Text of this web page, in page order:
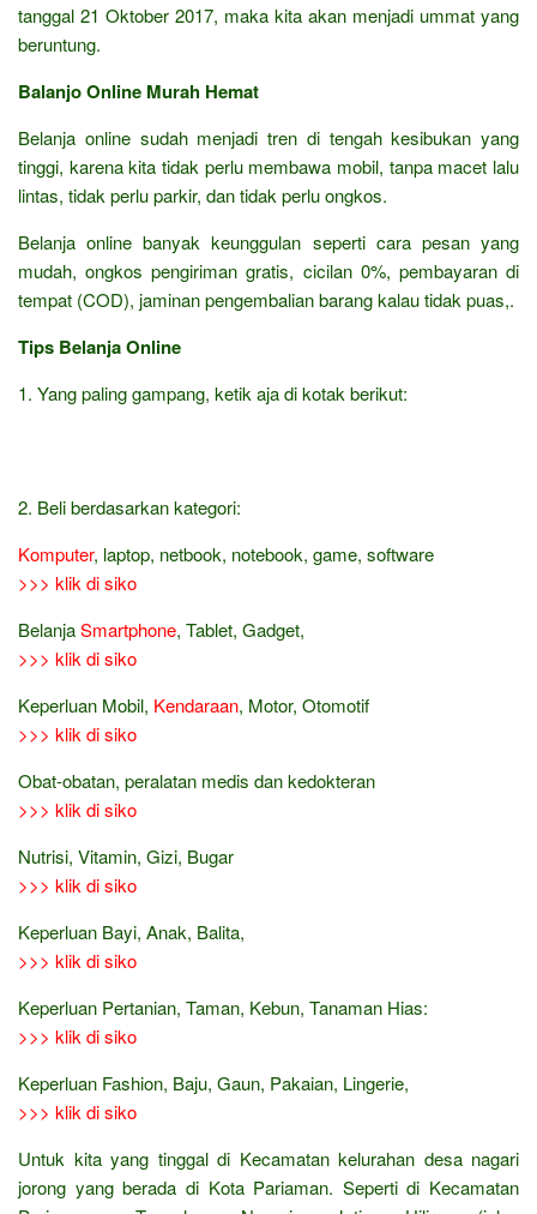
tanggal 21 Oktober 2017, maka kita akan menjadi ummat yang
beruntung.
Balanjo Online Murah Hemat
Belanja online sudah menjadi tren di tengah kesibukan yang
tinggi, karena kita tidak perlu membawa mobil, tanpa macet lalu
lintas, tidak perlu parkir, dan tidak perlu ongkos.
Belanja online banyak keunggulan seperti cara pesan yang
mudah, ongkos pengiriman gratis, cicilan 0%, pembayaran di
tempat (COD), jaminan pengembalian barang kalau tidak puas,.
Tips Belanja Online
1. Yang paling gampang, ketik aja di kotak berikut:
2. Beli berdasarkan kategori:
Komputer, laptop, netbook, notebook, game, software
>>> klik di siko
BelanjaSmartphone, Tablet, Gadget,
>>> klik di siko
Keperluan Mobil, Kendaraan, Motor, Otomotif
>>> klik di siko
Obat-obatan, peralatan medis dan kedokteran
>>> klik di siko
Nutrisi, Vitamin, Gizi, Bugar
>>> klik di siko
Keperluan Bayi, Anak, Balita,
>>> klik di siko
Keperluan Pertanian, Taman, Kebun, Tanaman Hias:
>>> klik di siko
Keperluan Fashion, Baju, Gaun, Pakaian, Lingerie,
>>> klik di siko
Untuk kita yang tinggal di Kecamatan kelurahan desa nagari
jorong yang berada di Kota Pariaman. Seperti di Kecamatan